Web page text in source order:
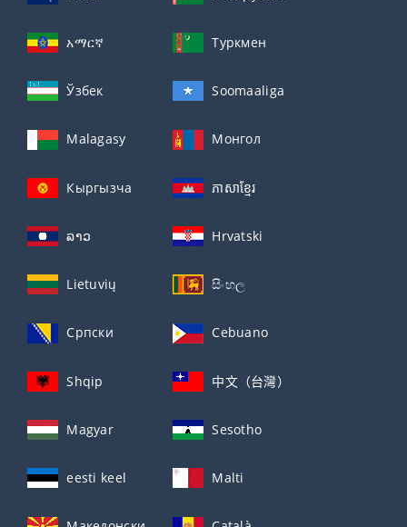
አማርኛ Туркмен
Ўзбек Soomaaliga
Malagasy Монгол
Кыргызча ភាសាខ្មែរ
ລາວ Hrvatski
Lietuvių සිංහල
Српски Cebuano
Shqip 中文（台灣）
Magyar Sesotho
eesti keel Malti